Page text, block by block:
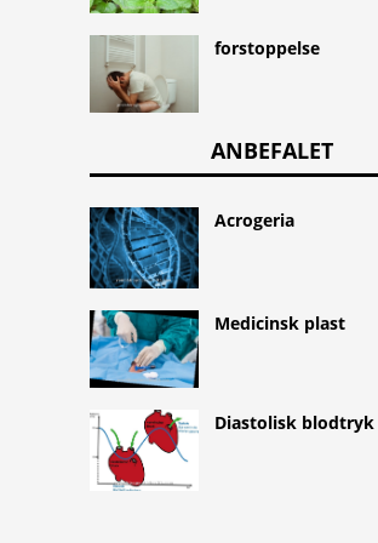
forstoppelse
ANBEFALET
Acrogeria
Medicinsk plast
Diastolisk blodtryk